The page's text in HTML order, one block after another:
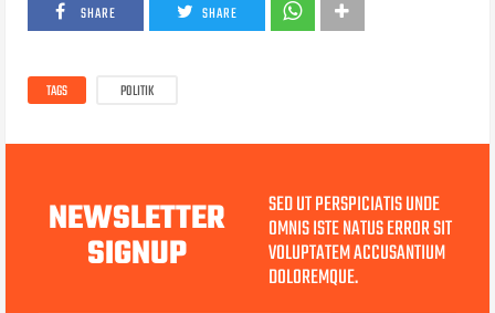
SHARE SHARE
TAGS POLITIK
NEWSLETTER
SIGNUP
SED UT PERSPICIATIS UNDE
OMNIS ISTE NATUS ERROR SIT
VOLUPTATEM ACCUSANTIUM
DOLOREMQUE.